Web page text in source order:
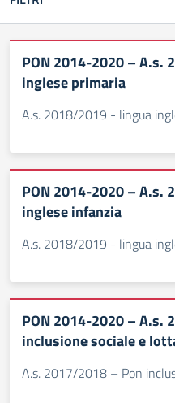
PON 2014-2020 – A.s.
inglese primaria
A.s. 2018/2019 - lingua
PON 2014-2020 – A.s.
inglese infanzia
A.s. 2018/2019 - lingua
PON 2014-2020 – A.s.
inclusione sociale e
A.s. 2017/2018 – Pon